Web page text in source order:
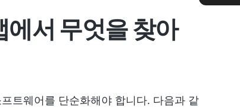
서 무엇을 찾아
트웨어를 단순화해야 합니다. 다음과 같